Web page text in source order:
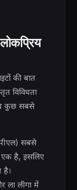
की बात
विविधता
कुछ सबसे
सबसे
एक है, इसलिए
है।
ला लीगा में